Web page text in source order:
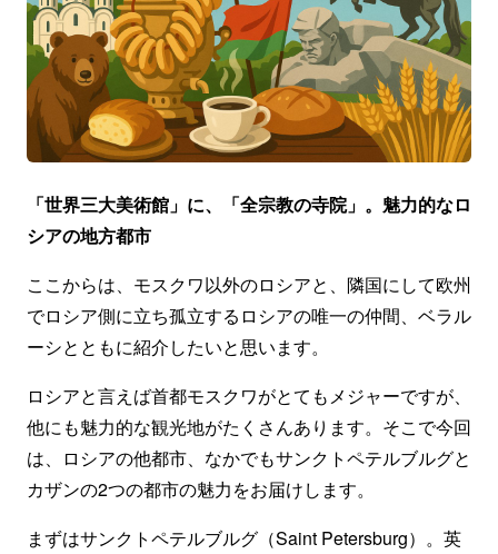
「世界三大美術館」に、「全宗教の寺院」。魅力的なロ
シアの地方都市
ここからは、モスクワ以外のロシアと、隣国にして欧州
でロシア側に立ち孤立するロシアの唯一の仲間、ベラル
ーシとともに紹介したいと思います。
ロシアと言えば首都モスクワがとてもメジャーですが、
他にも魅力的な観光地がたくさんあります。そこで今回
は、ロシアの他都市、なかでもサンクトペテルブルグと
カザンの2つの都市の魅力をお届けします。
まずはサンクトペテルブルグ（Saint Petersburg）。英